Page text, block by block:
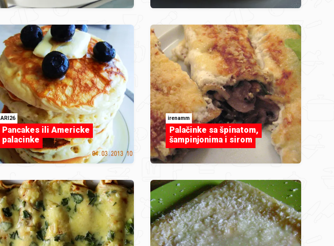
ARI26
Pancakes ili Americke
palacinke
irenamm
Palačinke sa špinatom,
šampinjonima i sirom